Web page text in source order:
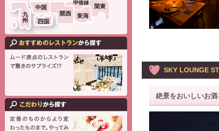
SKY LOUNGE
絶景をおいしいお